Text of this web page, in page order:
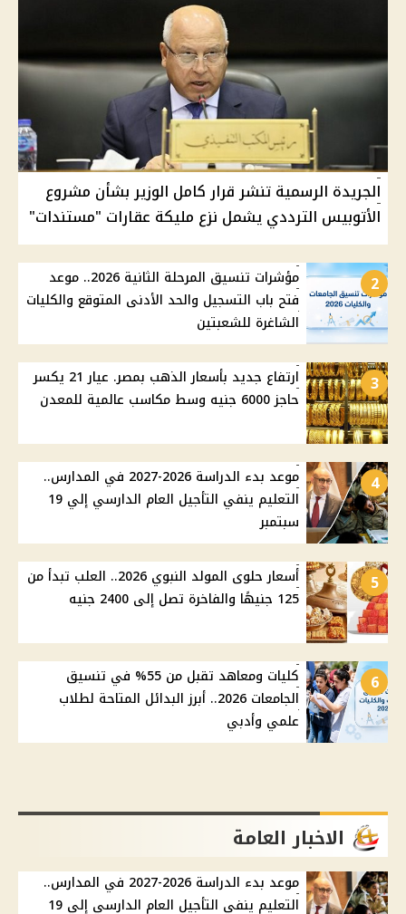
الجريدة الرسمية تنشر قرار كامل الوزير بشأن مشروع
الأتوبيس الترددي يشمل نزع مليكة عقارات "مستندات"
2
مؤشرات تنسيق المرحلة الثانية 2026.. موعد
فتح باب التسجيل والحد الأدنى المتوقع والكليات
الشاغرة للشعبتين
3
ارتفاع جديد بأسعار الذهب بمصر. عيار 21 يكسر
حاجز 6000 جنيه وسط مكاسب عالمية للمعدن
4
موعد بدء الدراسة 2026-2027 في المدارس..
التعليم ينفي التأجيل العام الدارسي إلي 19
سبتمبر
5
أسعار حلوى المولد النبوي 2026.. العلب تبدأ من
125 جنيهًا والفاخرة تصل إلى 2400 جنيه
6
كليات ومعاهد تقبل من 55% في تنسيق
الجامعات 2026.. أبرز البدائل المتاحة لطلاب
علمي وأدبي
الاخبار العامة
موعد بدء الدراسة 2026-2027 في المدارس..
التعليم ينفي التأجيل العام الدارسي إلي 19